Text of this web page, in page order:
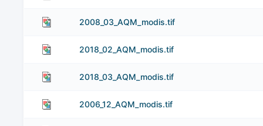
2008_03_AQM_modis.tif
2018_02_AQM_modis.tif
2018_03_AQM_modis.tif
2006_12_AQM_modis.tif